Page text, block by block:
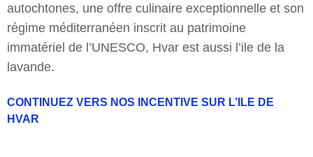
autochtones, une offre culinaire exceptionnelle et son
régime méditerranéen inscrit au patrimoine
immatériel de l’UNESCO, Hvar est aussi l’ile de la
lavande.
CONTINUEZ VERS NOS INCENTIVE SUR L’ILE DE
HVAR